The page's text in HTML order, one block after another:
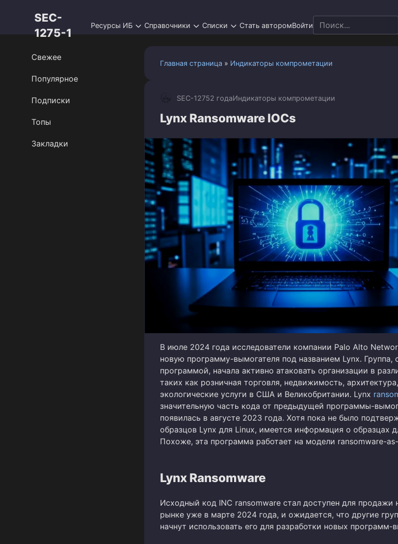
SEC-
1275-1
Ресурсы ИБ Справочники Списки Стать авторомВойти Search
for:
Главная страница » Индикаторы компрометации
SEC-12752 годаИндикаторы компрометации
Lynx Ransomware IOCs
В июле 2024 года исследователи компании Palo Alto
новую программу-вымогателя под названием Lynx. Группа,
программой, начала активно атаковать организации в
таких как розничная торговля, недвижимость,
экологические услуги в США и Великобритании. Lynx
значительную часть кода от предыдущей программы-
появилась в августе 2023 года. Хотя пока не было
образцов Lynx для Linux, имеется информация о образцах
Похоже, эта программа работает на модели ransomware-
Lynx Ransomware
Исходный код INC ransomware стал доступен для продажи
рынке уже в марте 2024 года, и ожидается, что другие
начнут использовать его для разработки новых программ-
Свежее
Популярное
Подписки
Топы
Закладки